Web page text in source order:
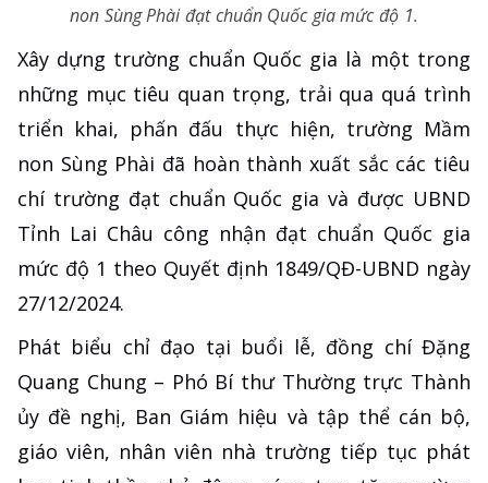
non Sùng Phài đạt chuẩn Quốc gia mức độ 1.
Xây dựng trường chuẩn Quốc gia là một trong
những mục tiêu quan trọng, trải qua quá trình
triển khai, phấn đấu thực hiện, trường Mầm
non Sùng Phài đã hoàn thành xuất sắc các tiêu
chí trường đạt chuẩn Quốc gia và được UBND
Tỉnh Lai Châu công nhận đạt chuẩn Quốc gia
mức độ 1 theo Quyết định 1849/QĐ-UBND ngày
27/12/2024.
Phát biểu chỉ đạo tại buổi lễ, đồng chí Đặng
Quang Chung – Phó Bí thư Thường trực Thành
ủy đề nghị, Ban Giám hiệu và tập thể cán bộ,
giáo viên, nhân viên nhà trường tiếp tục phát